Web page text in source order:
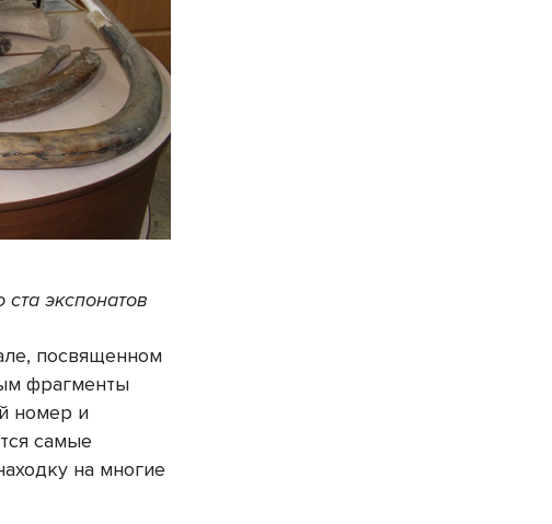
экспонатов
посвященном
фрагменты
номер и
самые
на многие